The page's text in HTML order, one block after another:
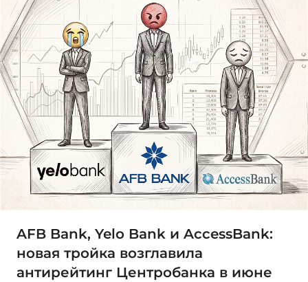
AFB Bank, Yelo Bank и AccessBank:
новая тройка возглавила
антирейтинг Центробанка в июне